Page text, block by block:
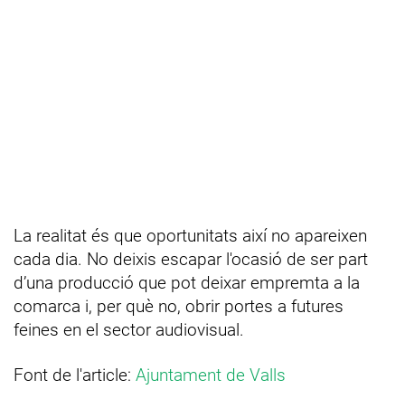
La realitat és que oportunitats així no apareixen
cada dia. No deixis escapar l'ocasió de ser part
d’una producció que pot deixar empremta a la
comarca i, per què no, obrir portes a futures
feines en el sector audiovisual.
Font de l'article: Ajuntament de Valls